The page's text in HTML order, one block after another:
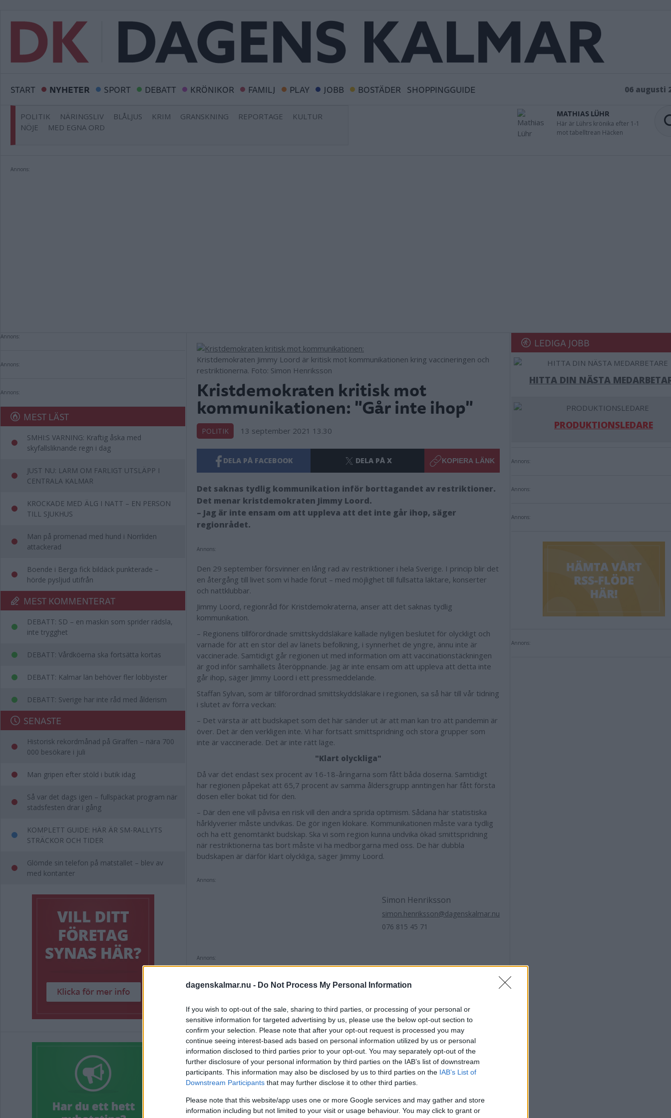
dagenskalmar.nu - Do Not Process My Personal Information
If you wish to opt-out of the sale, sharing to third parties, or processing of your personal or
sensitive information for targeted advertising by us, please use the below opt-out section to
confirm your selection. Please note that after your opt-out request is processed you may
continue seeing interest-based ads based on personal information utilized by us or personal
information disclosed to third parties prior to your opt-out. You may separately opt-out of the
further disclosure of your personal information by third parties on the IAB’s list of downstream
participants. This information may also be disclosed by us to third parties on the IAB’s List of
Downstream Participants that may further disclose it to other third parties.
Please note that this website/app uses one or more Google services and may gather and store
information including but not limited to your visit or usage behaviour. You may click to grant or
START NYHETER SPORT DEBATT KRÖNIKOR FAMILJ PLAY JOBB BOSTÄDER SHOPPINGGUIDE 06 augusti
POLITIK NÄRINGSLIV BLÅLJUS KRIM GRANSKNING REPORTAGE
KULTUR
NÖJE
MED EGNA ORD
MATHIAS LÜHR
Här är Lührs krönika efter 1-1
mot tabelltrean Häcken
Annons:
Annons:
Annons:
Annons:
MEST LÄST
SMHI:S VARNING: Kraftig åska med
skyfallsliknande regn i dag
JUST NU: LARM OM FARLIGT UTSLÄPP I
CENTRALA KALMAR
KROCKADE MED ÄLG I NATT – EN PERSON
TILL SJUKHUS
Man på promenad med hund i Norrliden
attackerad
Boende i Berga fick bildäck punkterade –
hörde pysljud utifrån
MEST KOMMENTERAT
DEBATT: SD – en maskin som sprider rädsla,
inte trygghet
DEBATT: Vårdköerna ska fortsätta kortas
DEBATT: Kalmar län behöver fler lobbyister
DEBATT: Sverige har inte råd med ålderism
SENASTE
Historisk rekordmånad på Giraffen – nära 700
000 besökare i juli
Man gripen efter stöld i butik idag
Så var det dags igen – fullspäckat program när
stadsfesten drar i gång
KOMPLETT GUIDE: HÄR ÄR SM-RALLYTS
STRÄCKOR OCH TIDER
Glömde sin telefon på matstället – blev av
med kontanter
Kristdemokraten Jimmy Loord är kritisk mot kommunikationen kring vaccineringen och
restriktionerna. Foto: Simon Henriksson
Kristdemokraten kritisk mot
kommunikationen: "Går inte ihop"
POLITIK 13 september 2021 13.30
DELA PÅ FACEBOOK DELA PÅ X KOPIERA LÄNK
Det saknas tydlig kommunikation inför borttagandet av restriktioner.
Det menar kristdemokraten Jimmy Loord.
– Jag är inte ensam om att uppleva att det inte går ihop, säger
regionrådet.
Annons:
Den 29 september försvinner en lång rad av restriktioner i hela Sverige. I princip blir det
en återgång till livet som vi hade förut – med möjlighet till fullsatta läktare, konserter
och nattklubbar.
Jimmy Loord, regionråd för Kristdemokraterna, anser att det saknas tydlig
kommunikation.
– Regionens tillförordnade smittskyddsläkare kallade nyligen beslutet för olyckligt och
varnade för att en stor del av länets befolkning, i synnerhet de yngre, ännu inte är
vaccinerade. Samtidigt går regionen ut med information om att vaccinationstäckningen
är god inför samhällets återöppnande. Jag är inte ensam om att uppleva att detta inte
går ihop, säger Jimmy Loord i ett pressmeddelande.
Staffan Sylvan, som är tillförordnad smittskyddsläkare i regionen, sa så här till vår tidning
i slutet av förra veckan:
– Det värsta är att budskapet som det här sänder ut är att man kan tro att pandemin är
över. Det är den verkligen inte. Vi har fortsatt smittspridning och stora grupper som
inte är vaccinerade. Det är inte rätt läge.
"Klart olyckliga"
Då var det endast sex procent av 16-18-åringarna som fått båda doserna. Samtidigt
har regionen påpekat att 65,7 procent av samma åldersgrupp anntingen har fått första
dosen eller bokat tid för den.
– Där den ene vill påvisa en risk vill den andra sprida optimism. Sådana här statistiska
hårklyverier måste undvikas. De gör ingen klokare. Kommunikationen måste vara tydlig
och ha ett genomtänkt budskap. Ska vi som region kunna undvika ökad smittspridning
när restriktionerna tas bort måste vi ha medborgarna med oss. De här dubbla
budskapen är därför klart olyckliga, säger Jimmy Loord.
Annons:
Simon Henriksson
simon.henriksson@dagenskalmar.nu
076 815 45 71
Annons:
Taggar i artikel Jimmy Loord Region Kalmar län Kristdemokraterna
Annons:
DELA PÅ FACEBOOK DELA PÅ X
Relaterade inlägg
LEDIGA JOBB
HITTA DIN NÄSTA
PRODUKTIONSLEDARE
Annons:
Annons:
Annons:
Annons: